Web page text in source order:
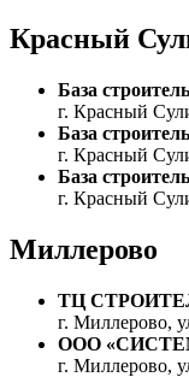
Красный
База
г. Красный
База
г. Красный
База
г. Красный
Миллерово
ТЦ
г. Миллерово,
ООО
г. Миллерово,